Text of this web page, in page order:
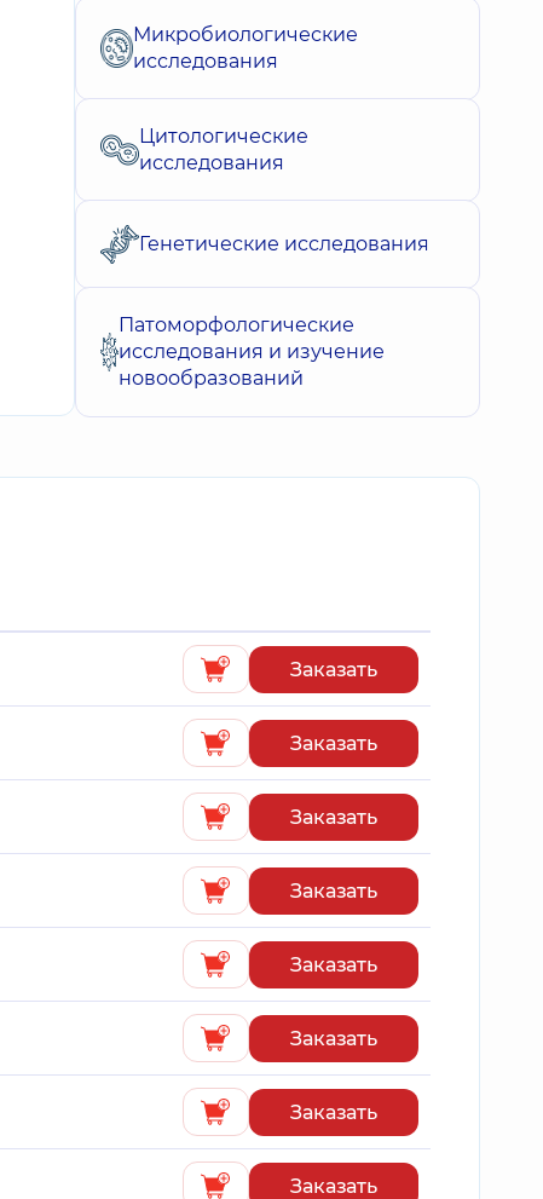
Микробиологические
исследования
Цитологические
исследования
Генетические исследования
Патоморфологические
исследования и изучение
новообразований
Заказать
Заказать
Заказать
Заказать
Заказать
Заказать
Заказать
Заказать